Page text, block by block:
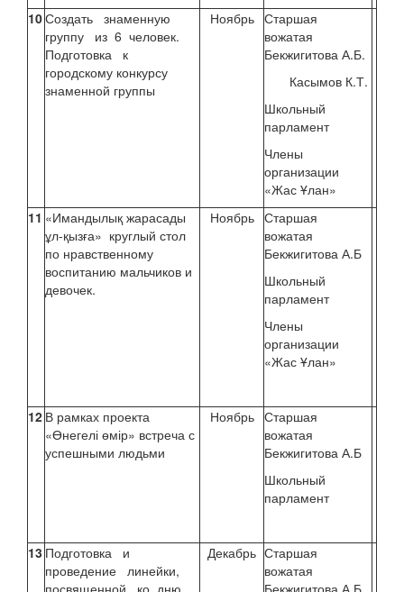
10Создать знаменную
группу из 6 человек.
Подготовка к
городскому конкурсу
знаменной группы
Ноябрь Старшая
вожатая
Бекжигитова А.Б.
Касымов К.Т.
Школьный
парламент
Члены
организации
«Жас Ұлан»
11 «Имандылық жарасады
ұл-қызға» круглый стол
по нравственному
воспитанию мальчиков и
девочек.
Ноябрь Старшая
вожатая
Бекжигитова А.Б
Школьный
парламент
Члены
организации
«Жас Ұлан»
12 В рамках проекта
«Өнегелі өмір» встреча с
успешными людьми
Ноябрь Старшая
вожатая
Бекжигитова А.Б
Школьный
парламент
13 Подготовка и
проведение линейки,
посвященной ко дню
Декабрь Старшая
вожатая
Бекжигитова А.Б